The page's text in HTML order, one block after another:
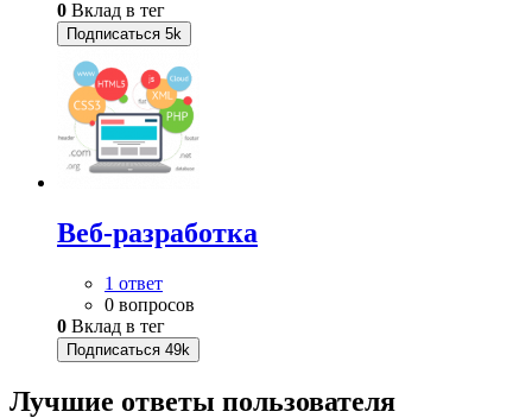
0 Вклад в тег
Подписаться 5k
Веб-разработка
1 ответ
0 вопросов
0 Вклад в тег
Подписаться 49k
Лучшие ответы пользователя